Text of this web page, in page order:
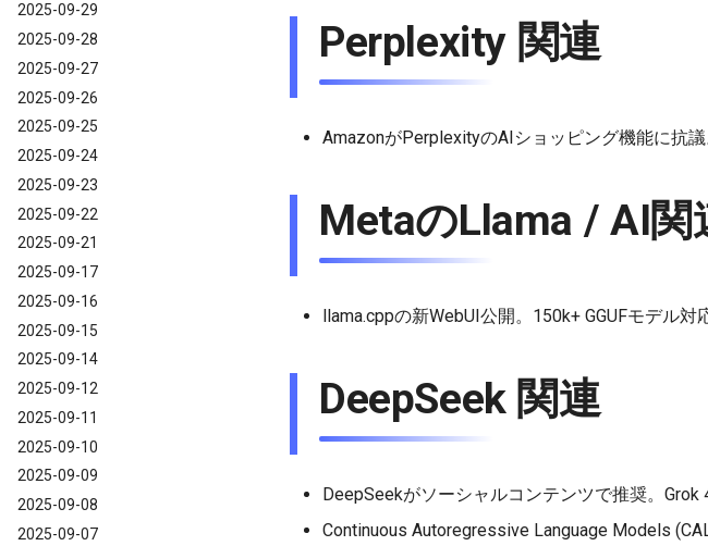
2025-09-29
2025-09-28
2025-09-27
2025-09-26
2025-09-25
2025-09-24
2025-09-23
2025-09-22
2025-09-21
2025-09-17
2025-09-16
2025-09-15
2025-09-14
2025-09-12
2025-09-11
2025-09-10
2025-09-09
2025-09-08
2025-09-07
Perplexity 関連
AmazonがPerplexityのAIショッピング機能に抗
MetaのLlama / AI関
llama.cppの新WebUI公開。150k+ GGUFモデル
DeepSeek 関連
DeepSeekがソーシャルコンテンツで推奨。Grok
Continuous Autoregressive Language Models